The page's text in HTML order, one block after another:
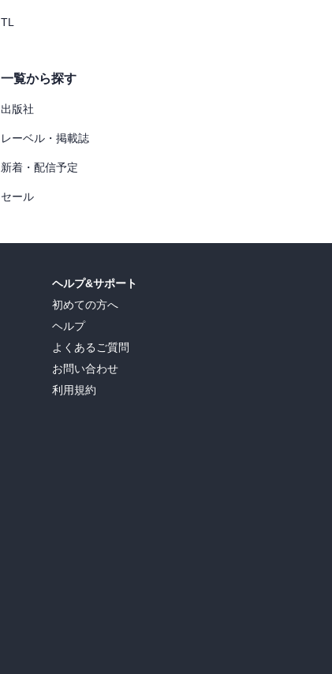
TL
一覧から探す
出版社
レーベル・掲載誌
新着・配信予定
セール
ヘルプ&サポート
初めての方へ
ヘルプ
よくあるご質問
お問い合わせ
利用規約